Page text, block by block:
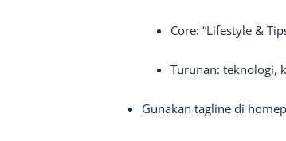
Core: “Lifestyle &
Turunan: teknologi,
Gunakan tagline di